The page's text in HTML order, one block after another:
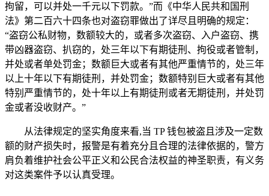
拘留，可以并处一千元以下罚款。”而《中华人民共和国刑
法》第二百六十四条也对盗窃罪做出了详尽且明确的规定：
“盗窃公私财物，数额较大的，或者多次盗窃、入户盗窃、携
带凶器盗窃、扒窃的，处三年以下有期徒刑、拘役或者管制，
并处或者单处罚金；数额巨大或者有其他严重情节的，处三年
以上十年以下有期徒刑，并处罚金；数额特别巨大或者有其他
特别严重情节的，处十年以上有期徒刑或者无期徒刑，并处罚
金或者没收财产。”
从法律规定的坚实角度来看,当 TP 钱包被盗且涉及一定数
额的财产损失时，报警是有着充分且合理的法律依据的，警方
肩负着维护社会公平正义和公民合法权益的神圣职责，有义务
对这类案件予以认真受理。